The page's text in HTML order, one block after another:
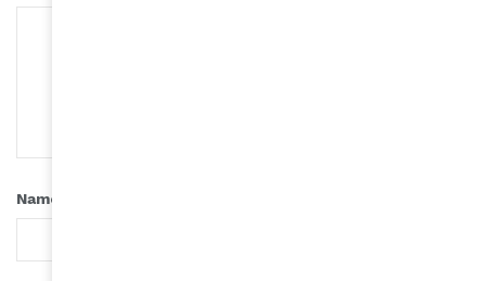
Name